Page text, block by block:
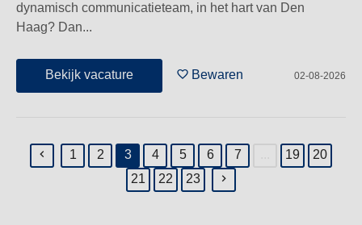
dynamisch communicatieteam, in het hart van Den
Haag? Dan...
Bekijk vacature Bewaren 02-08-2026
1 2
3
(current)
4 5 6 7 19
20
21
22 23